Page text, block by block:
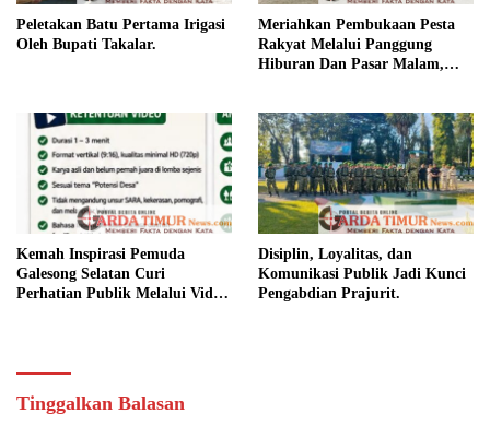
Peletakan Batu Pertama Irigasi
Oleh Bupati Takalar.
Meriahkan Pembukaan Pesta
Rakyat Melalui Panggung
Hiburan Dan Pasar Malam,
Kemah Inspirasi Pemuda
Galesong Selatan Curi
Perhatian Publik Melalui Video
Disiplin, Loyalitas, dan
Komunikasi Publik Jadi Kunci
Pengabdian Prajurit.
Tinggalkan Balasan